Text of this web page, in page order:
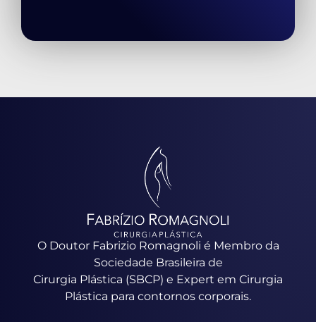
O Doutor Fabrizio Romagnoli é Membro da
Sociedade Brasileira de
Cirurgia Plástica (SBCP) e Expert em Cirurgia
Plástica para contornos corporais.